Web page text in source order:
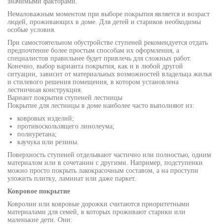
Немаловажным моментом при выборе покрытия является и возраст
людей, проживающих в доме. Для детей и стариков необходимы
особые условия.
При самостоятельном обустройстве ступеней рекомендуется отдать
предпочтение более простым способам их оформления, а
специалистов правильнее будет привлечь для сложных работ.
Конечно, выбор варианта покрытия, как и в любой другой
ситуации, зависит от материальных возможностей владельца жилья
и стилевого решения помещения, в котором установлена
лестничная конструкция.
Вариант покрытия ступеней лестницы
Покрытие для лестницы в доме наиболее часто выполняют из:
ковровых изделий;
противоскользящего линолеума;
полиуретана;
каучука или резины.
Поверхность ступеней отделывают частично или полностью, одним
материалом или в сочетании с другими. Например, подступенки
можно просто покрыть лакокрасочным составом, а на проступи
уложить плитку, ламинат или даже паркет.
Ковровое покрытие
Ковролин или ковровые дорожки считаются приоритетными
материалами для семей, в которых проживают старики или
маленькие дети. Они: